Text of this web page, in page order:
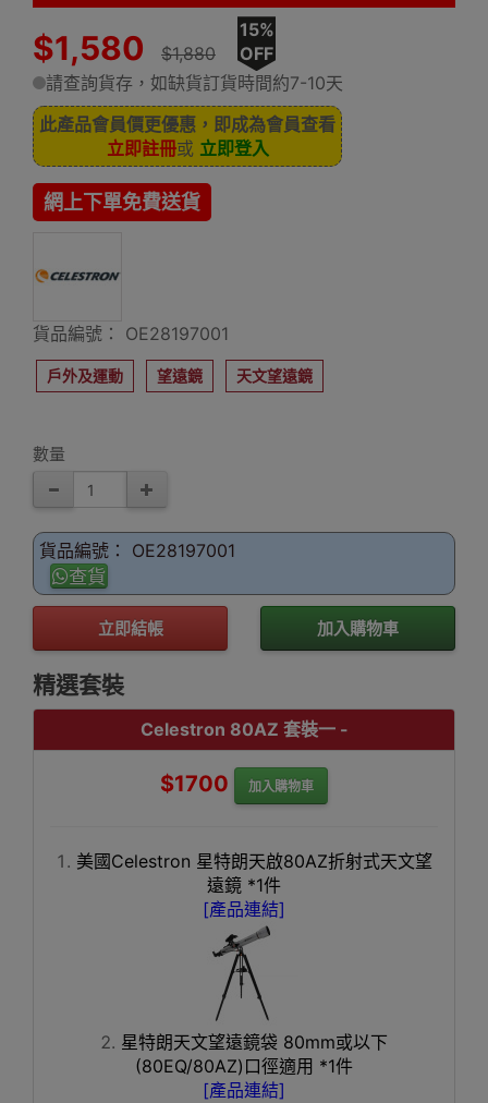
$1,580 $1,880
15%
OFF
請查詢貨存，如缺貨訂貨時間約7-10天
此產品會員價更優惠，即成為會員查看
立即註冊或 立即登入
網上下單免費送貨
貨品編號： OE28197001
戶外及運動 望遠鏡 天文望遠鏡
數量
貨品編號： OE28197001
查貨
立即結帳 加入購物車
精選套裝
Celestron 80AZ 套裝一 -
$1700 加入購物車
美國Celestron 星特朗天啟80AZ折射式天文望
遠鏡 *1件
[產品連結]
星特朗天文望遠鏡袋 80mm或以下
(80EQ/80AZ)口徑適用 *1件
[產品連結]